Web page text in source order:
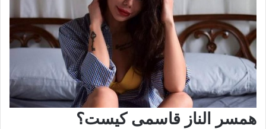
همسر الناز قاسمی کیست؟